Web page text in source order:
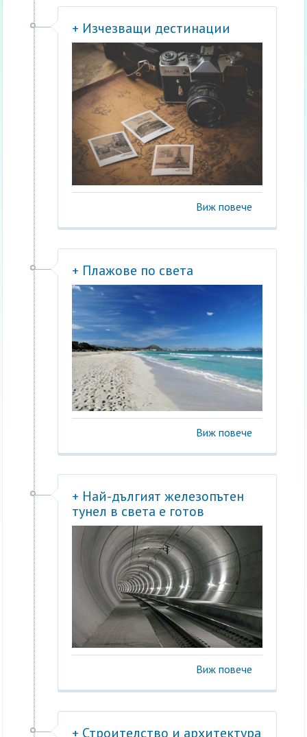
+ Изчезващи дестинации
Виж повече
+ Плажове по света
Виж повече
+ Най-дългият железопътен
тунел в света е готов
Виж повече
+ Строителство и архитектура